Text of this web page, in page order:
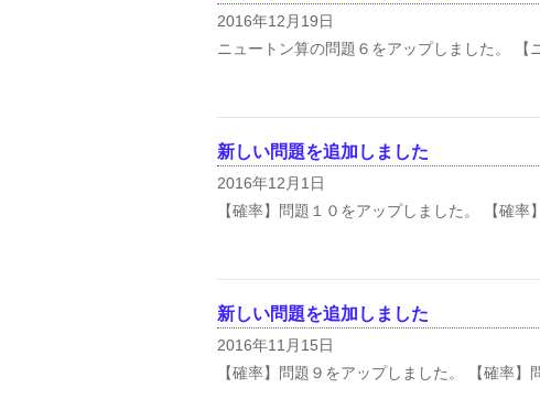
2016年12月19日
ニュートン算の問題６をアップしました。 【
新しい問題を追加しました
2016年12月1日
【確率】問題１０をアップしました。 【確率
新しい問題を追加しました
2016年11月15日
【確率】問題９をアップしました。 【確率】